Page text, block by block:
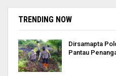
TRENDING NOW
Dirsamapta
Pantau